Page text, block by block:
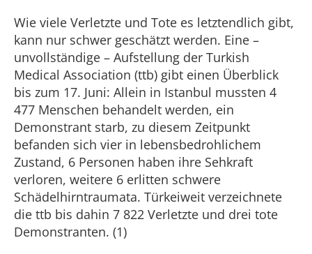
Wie viele Verletzte und Tote es letztendlich gibt,
kann nur schwer geschätzt werden. Eine –
unvollständige – Aufstellung der Turkish
Medical Association (ttb) gibt einen Überblick
bis zum 17. Juni: Allein in Istanbul mussten 4
477 Menschen behandelt werden, ein
Demonstrant starb, zu diesem Zeitpunkt
befanden sich vier in lebensbedrohlichem
Zustand, 6 Personen haben ihre Sehkraft
verloren, weitere 6 erlitten schwere
Schädelhirntraumata. Türkeiweit verzeichnete
die ttb bis dahin 7 822 Verletzte und drei tote
Demonstranten. (1)